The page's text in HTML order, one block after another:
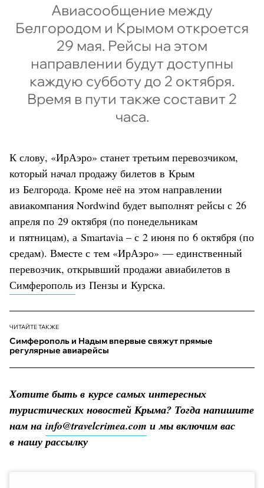
Авиасообщение между
Белгородом и Крымом откроется
29 мая. Рейсы на этом
направлении будут доступны
каждую субботу до 2 октября.
Время в пути также составит 2
часа.
К слову, «ИрАэро» станет третьим перевозчиком,
который начал продажу билетов в Крым
из Белгорода. Кроме неё на этом направлении
авиакомпания Nordwind будет выполнят рейсы с 26
апреля по 29 октября (по понедельникам
и пятницам), а Smartavia – с 2 июня по 6 октября (по
средам). Вместе с тем «ИрАэро» — единственный
перевозчик, открывший продажи авиабилетов в
Симферополь из Пензы и Курска.
ЧИТАЙТЕ ТАКЖЕ
Симферополь и Надым впервые свяжут прямые
регулярные авиарейсы
Хотите быть в курсе самых интересных
туристических новостей Крыма? Тогда напишите
нам на info@travelcrimea.com и мы включим вас
в нашу рассылку